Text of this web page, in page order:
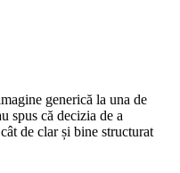
generică la una de
spus că decizia de a
de clar și bine structurat